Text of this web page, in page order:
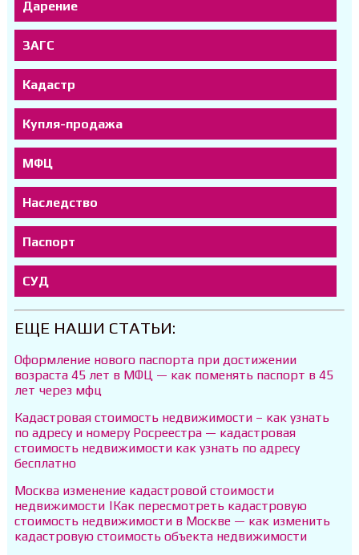
Дарение
ЗАГС
Кадастр
Купля-продажа
МФЦ
Наследство
Паспорт
СУД
ЕЩЕ НАШИ СТАТЬИ:
Оформление нового паспорта при достижении
возраста 45 лет в МФЦ — как поменять паспорт в 45
лет через мфц
Кадастровая стоимость недвижимости – как узнать
по адресу и номеру Росреестра — кадастровая
стоимость недвижимости как узнать по адресу
бесплатно
Москва изменение кадастровой стоимости
недвижимости |Как пересмотреть кадастровую
стоимость недвижимости в Москве — как изменить
кадастровую стоимость объекта недвижимости